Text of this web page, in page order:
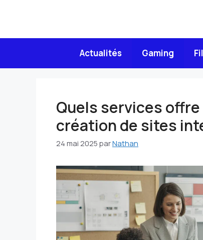
Actualités Gaming
Quels services
création de sites
24 mai 2025 parNathan